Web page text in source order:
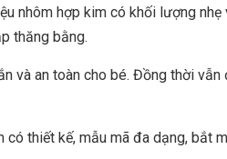
nhôm hợp kim có khối lượng nhẹ
thăng bằng.
và an toàn cho bé. Đồng thời vẫn
có thiết kế, mẫu mã đa dạng, bắt